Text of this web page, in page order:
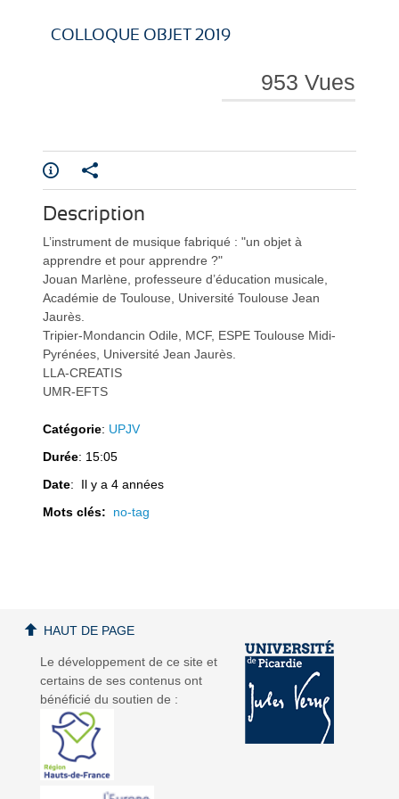
i
r
e
v
i
r
e
v
COLLOQUE OBJET 2019
953 Vues
Description
L’instrument de musique fabriqué : "un objet à
apprendre et pour apprendre ?"
Jouan Marlène, professeure d’éducation musicale,
Académie de Toulouse, Université Toulouse Jean
Jaurès.
Tripier-Mondancin Odile, MCF, ESPE Toulouse Midi-
Pyrénées, Université Jean Jaurès.
LLA-CREATIS
UMR-EFTS
Catégorie: UPJV
Durée: 15:05
Date: Il y a 4 années
Mots clés: no-tag
Le développement de ce site et
certains de ses contenus ont
bénéficié du soutien de :
HAUT DE PAGE